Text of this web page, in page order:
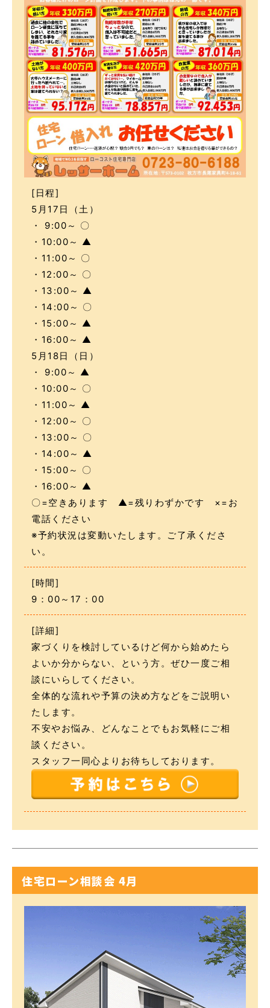
[日程]
5月17日（土）
・ 9:00～ 〇
・10:00～ ▲
・11:00～ 〇
・12:00～ 〇
・13:00～ ▲
・14:00～ 〇
・15:00～ ▲
・16:00～ ▲
5月18日（日）
・ 9:00～ ▲
・10:00～ 〇
・11:00～ ▲
・12:00～ 〇
・13:00～ 〇
・14:00～ ▲
・15:00～ 〇
・16:00～ ▲
〇=空きあります ▲=残りわずかです ×=お
電話ください
※予約状況は変動いたします。ご了承くださ
い。
[時間]
9：00～17：00
[詳細]
家づくりを検討しているけど何から始めたら
よいか分からない、という方。ぜひ一度ご相
談にいらしてください。
全体的な流れや予算の決め方などをご説明い
たします。
不安やお悩み、どんなことでもお気軽にご相
談ください。
スタッフ一同心よりお待ちしております。
住宅ローン相談会 4月